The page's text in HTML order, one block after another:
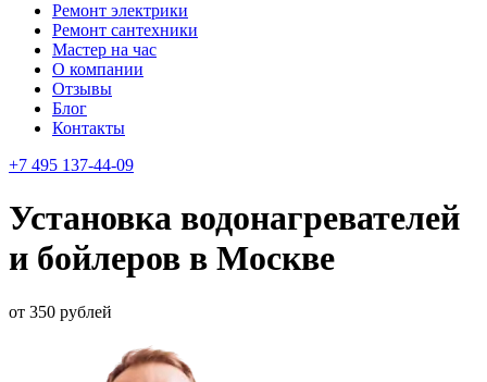
Ремонт электрики
Ремонт сантехники
Мастер на час
О компании
Отзывы
Блог
Контакты
+7 495 137-44-09
Установка водонагревателей
и бойлеров в Москве
от 350 рублей